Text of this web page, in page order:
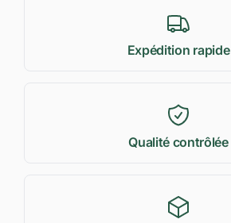
Expédition rapide
Qualité contrôlée